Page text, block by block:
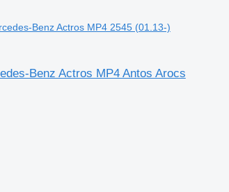
Benz Actros MP4 2545 (01.13-)
Benz Actros MP4 Antos Arocs